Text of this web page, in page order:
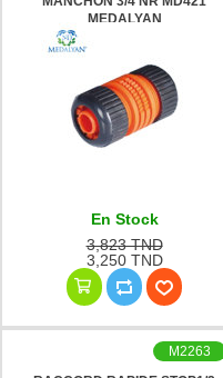
MEDALYAN
En Stock
3,823 TND
3,250 TND
M2263